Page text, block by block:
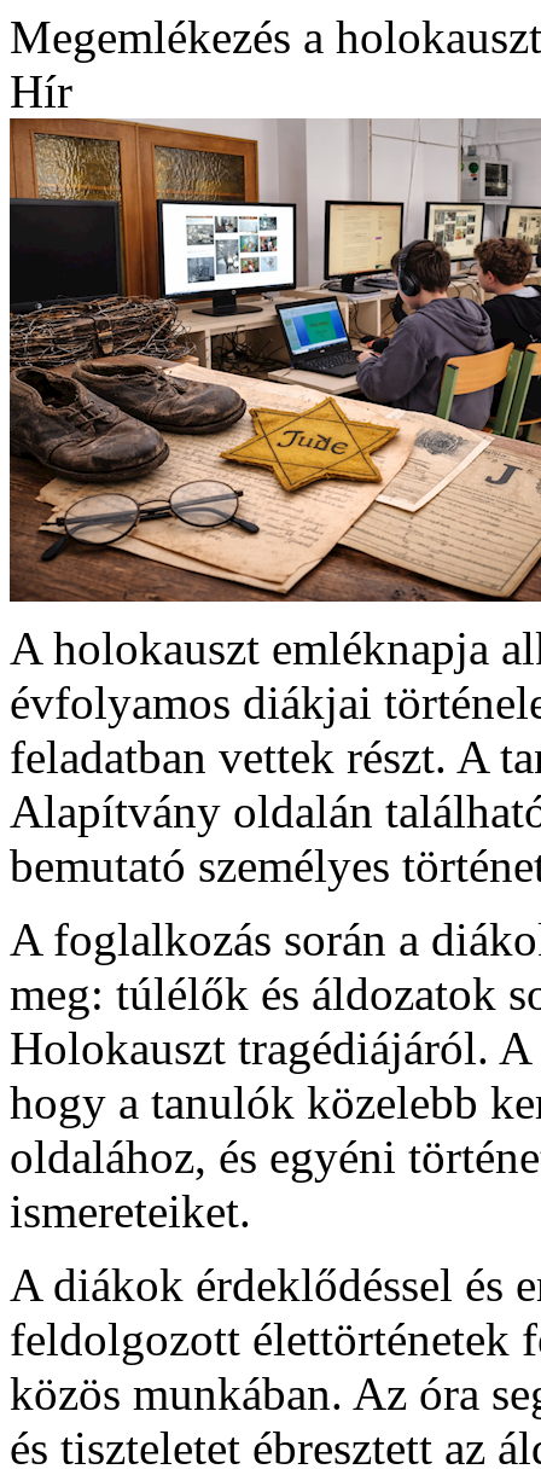
Megemlékezés a
Hír
A holokauszt emléknapja
évfolyamos diákjai
feladatban vettek részt. A
Alapítvány oldalán
bemutató személyes
A foglalkozás során a
meg: túlélők és áldozatok
Holokauszt tragédiájáról.
hogy a tanulók közelebb
oldalához, és egyéni
ismereteiket.
A diákok érdeklődéssel és
feldolgozott élettörténetek
közös munkában. Az óra
és tiszteletet ébresztett az